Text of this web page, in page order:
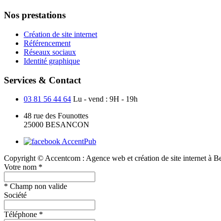
Nos prestations
Création de site internet
Référencement
Réseaux sociaux
Identité graphique
Services & Contact
03 81 56 44 64 Lu - vend : 9H - 19h
48 rue des Founottes
25000 BESANCON
Copyright © Accentcom : Agence web et création de site internet à
Votre nom *
* Champ non valide
Société
Téléphone *